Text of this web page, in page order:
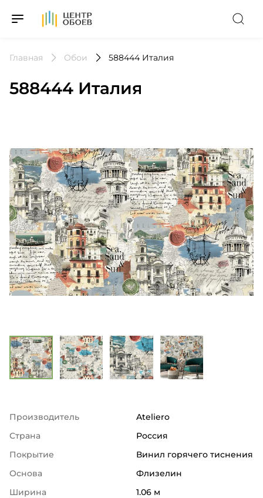
На Главную
Главная Обои 588444 Италия
588444 Италия
Производитель
Ateliero
Страна
Россия
Покрытие
Винил горячего тиснения
Основа
Флизелин
Ширина
1.06 м